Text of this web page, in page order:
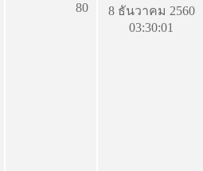
80
8 ธันวาคม 2560
03:30:01